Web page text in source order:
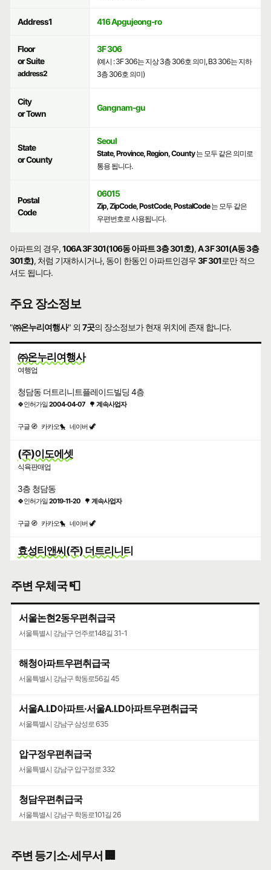
Address1 416 Apgujeong-ro
Floor
or Suite
address2
3F 306
(예시 : 3F 306는 지상 3층 306호 의미, B3 306는 지하
3층 306호 의미)
City
or Town
Gangnam-gu
State
or County
Seoul
State, Province, Region, County는 모두 같은 의미로
통용 됩니다.
Postal
Code
06015
Zip, ZipCode, PostCode, PostalCode는 모두 같은
우편번호로 사용됩니다.
아파트의 경우,106A 3F 301(106동 아파트 3층 301호),A 3F 301(A동 3층
301호), 처럼 기재하시거나, 동이 한동인 아파트인경우3F 301로만 적으
셔도 됩니다.
주요 장소정보
"㈜온누리여행사" 외7곳의 장소정보가 현재 위치에 존재 합니다.
㈜온누리여행사
여행업
청담동 더트리니트플레이드빌딩 4층
🍀인허가일2004-04-07 🌳 계속사업자
구글 🧭 카카오🐤 네이버 🦖
(주)이도에셋
식육판매업
3층 청담동
🍀인허가일2019-11-20 🌳 계속사업자
구글 🧭 카카오🐤 네이버 🦖
효성티앤씨(주) 더트리니티
청담동
구글 🧭 카카오🐤 네이버 🦖
유통전문판매업
지하 2층 청담동
구글 🧭 카카오🐤 네이버 🦖
커피숍
구글 🧭 카카오🐤 네이버 🦖
경양식
주변 우체국 📮
서울논현2동우편취급국
서울특별시 강남구 언주로148길 31-1
해청아파트우편취급국
서울특별시 강남구 학동로56길 45
서울A.I.D아파트·서울A.I.D아파트우편취급국
서울특별시 강남구 삼성로 635
압구정우편취급국
서울특별시 강남구 압구정로 332
청담우편취급국
서울특별시 강남구 학동로101길 26
서울특별시 강남구 도산대로 507
주변 등기소·세무서 🏢